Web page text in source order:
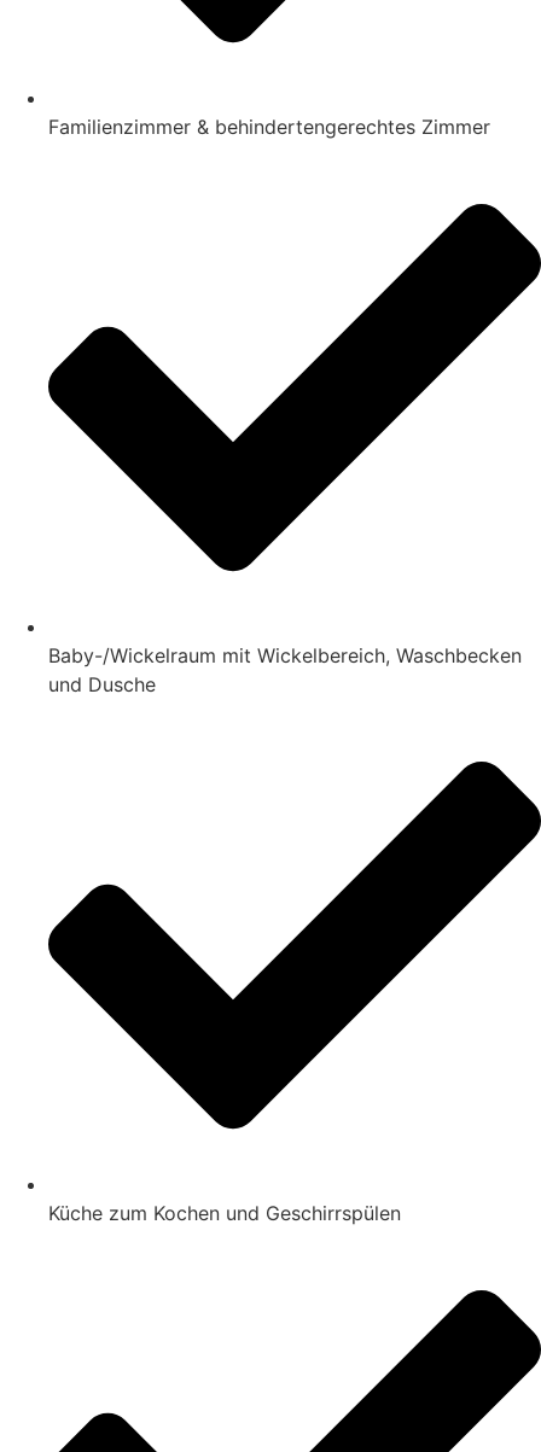
Familienzimmer & behindertengerechtes Zimmer
Baby-/Wickelraum mit Wickelbereich, Waschbecken
und Dusche
Küche zum Kochen und Geschirrspülen